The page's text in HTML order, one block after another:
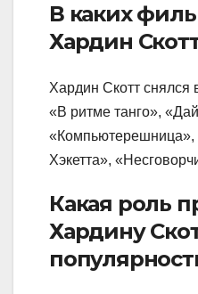
В каких
Хардин
Хардин Скотт снялся
«В ритме танго»,
«Компьютерешница»,
Хэкетта»,
Какая роль
Хардину